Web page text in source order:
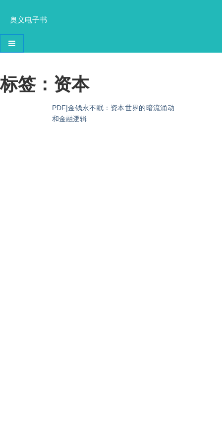
奥义电子书
导航切换
标签：资本
PDF|金钱永不眠：资本世界的暗流涌动
和金融逻辑